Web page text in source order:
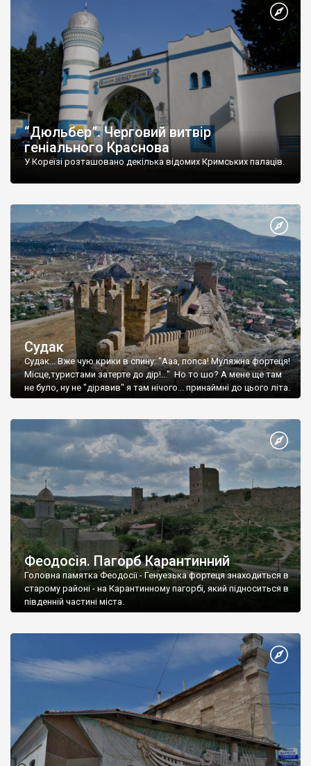
“Дюльбер”. Черговий витвір
геніального Краснова
У Кореїзі розташовано декілька відомих Кримських палаців.
Судак
Судак... Вже чую крики в спину: "Ааа, попса! Муляжна фортеця!
Місце,туристами затерте до дір!..." Но то шо? А мене ще там
не було, ну не "дірявив" я там нічого... принаймні до цього літа.
Феодосія. Пагорб Карантинний
Головна памятка Феодосії - Генуезька фортеця знаходиться в
старому районі - на Карантинному пагорбі, який підноситься в
південній частині міста.